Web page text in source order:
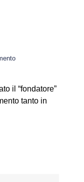
il “fondatore”
tanto in